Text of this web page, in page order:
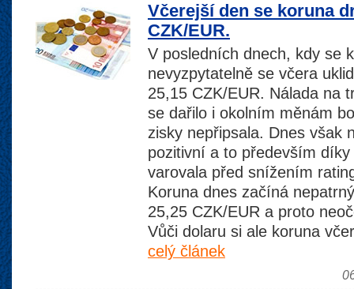
Včerejší den se koruna
CZK/EUR.
V posledních dnech, kdy se
nevyzpytatelně se včera
25,15 CZK/EUR. Nálada na
se dařilo i okolním měnám
zisky nepřipsala. Dnes však
pozitivní a to především
varovala před snížením
Koruna dnes začíná
25,25 CZK/EUR a proto
Vůči dolaru si ale koruna
celý článek